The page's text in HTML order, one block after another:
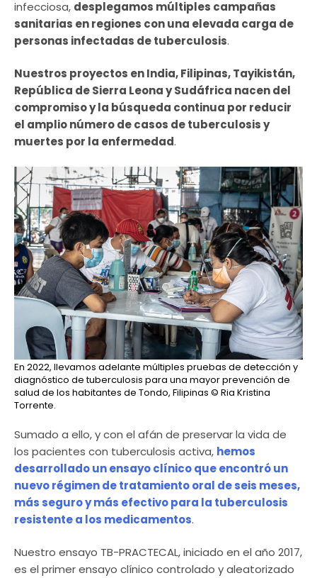
infecciosa, desplegamos múltiples campañas
sanitarias en regiones con una elevada carga de
personas infectadas de tuberculosis.
Nuestros proyectos en India, Filipinas, Tayikistán,
República de Sierra Leona y Sudáfrica nacen del
compromiso y la búsqueda continua por reducir
el amplio número de casos de tuberculosis y
muertes por la enfermedad.
En 2022, llevamos adelante múltiples pruebas de detección y
diagnóstico de tuberculosis para una mayor prevención de
salud de los habitantes de Tondo, Filipinas © Ria Kristina
Torrente.
Sumado a ello, y con el afán de preservar la vida de
los pacientes con tuberculosis activa, hemos
desarrollado un ensayo clínico que encontró un
nuevo régimen de tratamiento oral de seis meses,
más seguro y más efectivo para la tuberculosis
resistente a los medicamentos.
Nuestro ensayo TB-PRACTECAL, iniciado en el año 2017,
es el primer ensayo clínico controlado y aleatorizado